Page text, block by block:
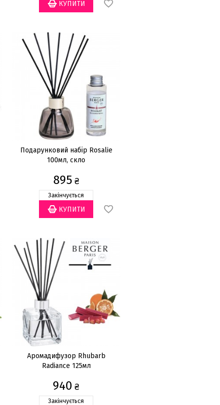
Подарунковий набір Rosalie
100мл, скло
895₴
Закінчується
Аромадифузор Rhubarb
Radiance 125мл
940 ₴
Закінчується